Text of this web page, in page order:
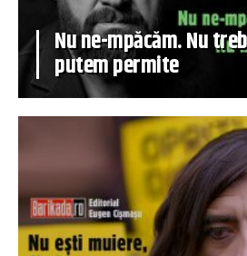
Nu ne-mpăcăm. Nu
putem permite